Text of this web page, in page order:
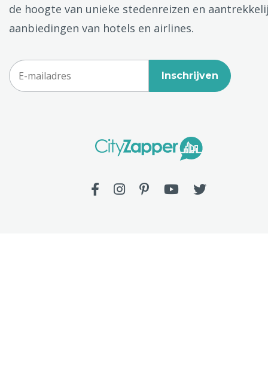
de hoogte van unieke stedenreizen en
aanbiedingen van hotels en airlines.
Inschrijven